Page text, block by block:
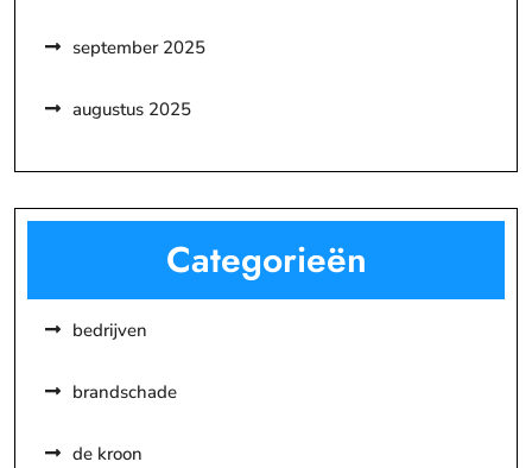
september 2025
augustus 2025
Categorieën
bedrijven
brandschade
de kroon